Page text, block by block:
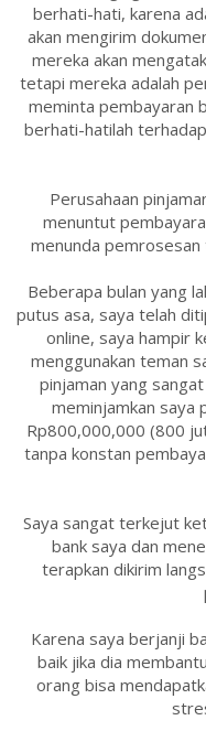
berhati-hati, karena
akan mengirim
mereka akan
tetapi mereka adalah
meminta pembayaran
berhati-hatilah
Perusahaan
menuntut
menunda
Beberapa bulan yang
putus asa, saya telah
online, saya hampir
menggunakan teman
pinjaman yang
meminjamkan saya
Rp800,000,000 (800
tanpa konstan
Saya sangat terkejut
bank saya dan
terapkan dikirim
Karena saya berjanji
baik jika dia
orang bisa